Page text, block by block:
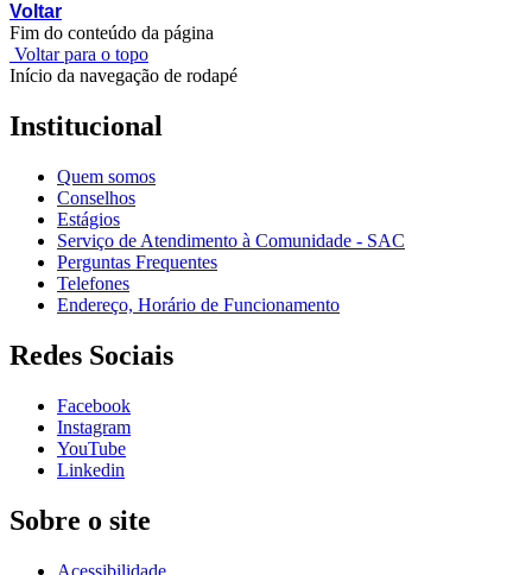
Voltar
Fim do conteúdo da página
Voltar para o topo
Início da navegação de rodapé
Institucional
Quem somos
Conselhos
Estágios
Serviço de Atendimento à Comunidade - SAC
Perguntas Frequentes
Telefones
Endereço, Horário de Funcionamento
Redes Sociais
Facebook
Instagram
YouTube
Linkedin
Sobre o site
Acessibilidade